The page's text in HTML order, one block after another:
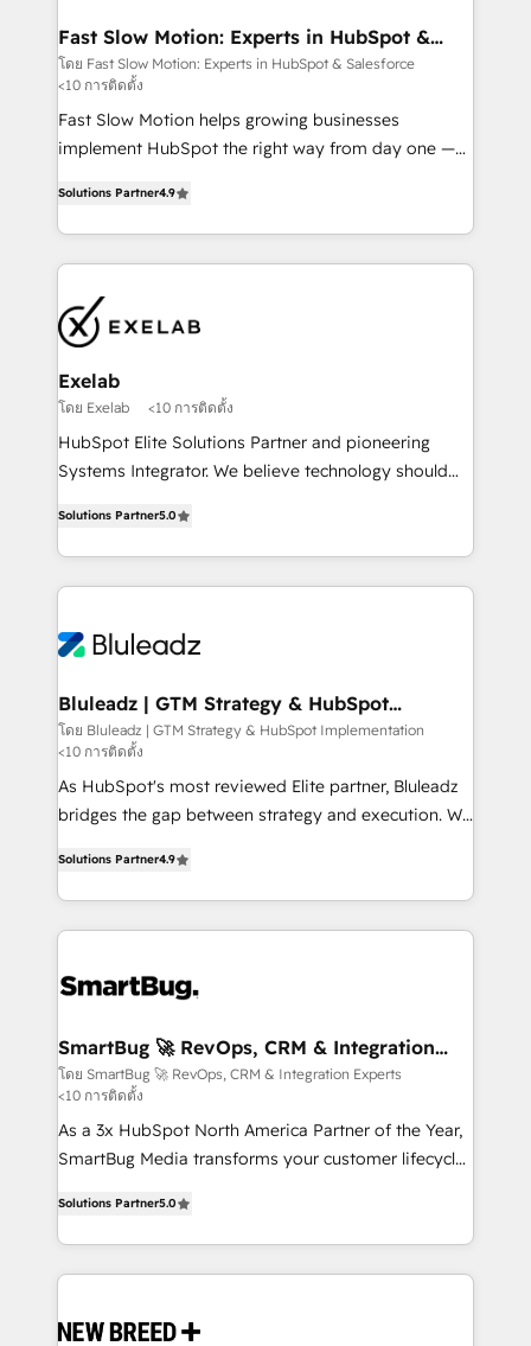
services include: - Choosing the right HubSpot
package for your business - Full CRM, Marketing, and
Sales Hub implementations - Custom dashboards
and reporting - Workflow automation and data
clean-up - Sales enablement and team training -
Leeds and London, we partner with SMEs across the
UK who are ready to turn HubSpot into the growth
engine it’s meant to be.
Fast Slow Motion: Experts in HubSpot &
Salesforce
โดย Fast Slow Motion: Experts in HubSpot & Salesforce
<10 การติดตั้ง
Fast Slow Motion helps growing businesses
implement HubSpot the right way from day one —
Highly certified in both HubSpot and Salesforce, we
bring deep experience in CRM implementation,
integrations, and data migration across modern
market and enterprise organizations, our team
combines strong technical execution with real
business perspective. Many of our consultants have
scaled businesses themselves, giving us a practical
understanding of what owners and operators need
as their systems, data, and processes evolve. Since
range of industries, including healthcare, software,
B2B services, manufacturing, financial services and
on delivering clean, scalable, AI-ready systems that
create long-term value and a consistently strong
Solutions Partner4.9
Exelab
โดย Exelab <10 การติดตั้ง
HubSpot Elite Solutions Partner and pioneering
Systems Integrator. We believe technology should
Every engagement begins with clear objectives,
customer journey mapping, and measurable KPIs.
Only then we architect solutions. The question is
outcomes to deliver. -SYSTEM INTEGRATION-
make HubSpot the operational hub, integrated with
SAP, Microsoft Dynamics, custom ERPs, and any
enterprise platform. Proprietary apps extend
HubSpot beyond standard configurations. -AI-
FIRST- AI across customer-facing operations to
unlock efficiency at scale. From predictive
intelligence to conversational AI, we turn data into
action and automation into competitive advantage.
accreditations
Solutions Partner5.0
Bluleadz | GTM Strategy & HubSpot
Implementation
โดย Bluleadz | GTM Strategy & HubSpot Implementation
<10 การติดตั้ง
As HubSpot's most reviewed Elite partner, Bluleadz
bridges the gap between strategy and execution. We
Operating System (GTM OS) to align your leadership
and engineer a portal that drives predictable
revenue velocity. 🚀 GTM Strategy & Alignment
stalling growth. Fix your ICP, Math, and Story to stop
Scalable Architecture: Zero-technical-debt setup
across all Hubs, validated by our 7 HubSpot
Accreditations. AI-Powered RevOps: Breeze AI,
custom AI agents, and high-integrity migrations for
total reporting clarity. Security & Compliance: SOC 2
security. 🏆 Why Bluleadz? GTM OS Partner | 16+
Years Experience | 1,000+ Five-Star Reviews
Solutions Partner4.9
SmartBug 🚀 RevOps, CRM & Integration
Experts
โดย SmartBug 🚀 RevOps, CRM & Integration Experts
<10 การติดตั้ง
As a 3x HubSpot North America Partner of the Year,
SmartBug Media transforms your customer lifecycle
includes specialized divisions Globalia (AI &
Software) and Point Success Media (Paid Media),
making this the official home for all three brands. 🔄
and system integrations powered by Globalia’s
Solutions Partner5.0